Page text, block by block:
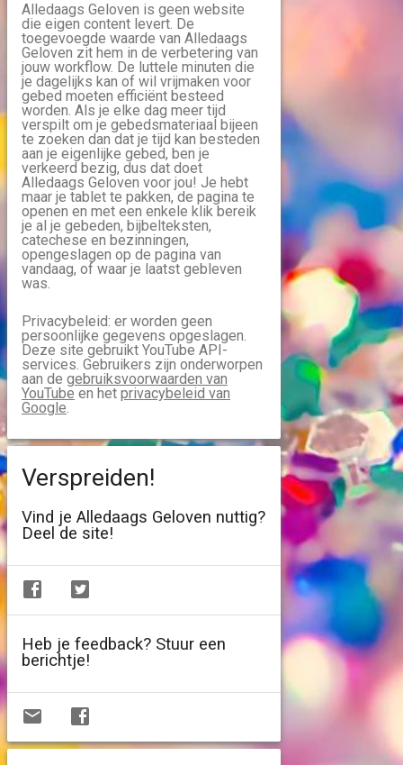
Alledaags Geloven is geen website
die eigen content levert. De
toegevoegde waarde van Alledaags
Geloven zit hem in de verbetering van
jouw workflow. De luttele minuten die
je dagelijks kan of wil vrijmaken voor
gebed moeten efficiënt besteed
worden. Als je elke dag meer tijd
verspilt om je gebedsmateriaal bijeen
te zoeken dan dat je tijd kan besteden
aan je eigenlijke gebed, ben je
verkeerd bezig, dus dat doet
Alledaags Geloven voor jou! Je hebt
maar je tablet te pakken, de pagina te
openen en met een enkele klik bereik
je al je gebeden, bijbelteksten,
catechese en bezinningen,
opengeslagen op de pagina van
vandaag, of waar je laatst gebleven
was.
Privacybeleid: er worden geen
persoonlijke gegevens opgeslagen.
Deze site gebruikt YouTube API-
services. Gebruikers zijn onderworpen
aan de gebruiksvoorwaarden van
YouTube en het privacybeleid van
Google.
Verspreiden!
Vind je Alledaags Geloven nuttig?
Deel de site!
Heb je feedback? Stuur een
berichtje!